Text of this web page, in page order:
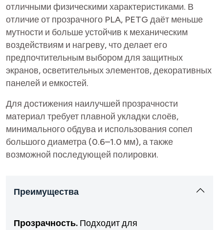
отличными физическими характеристиками. В
отличие от прозрачного PLA, PETG даёт меньше
мутности и больше устойчив к механическим
воздействиям и нагреву, что делает его
предпочтительным выбором для защитных
экранов, осветительных элементов, декоративных
панелей и емкостей.
Для достижения наилучшей прозрачности
материал требует плавной укладки слоёв,
минимального обдува и использования сопел
большого диаметра (0.6–1.0 мм), а также
возможной последующей полировки.
Преимущества
Прозрачность. Подходит для